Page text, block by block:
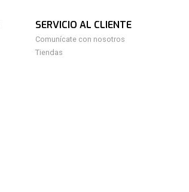
SERVICIO AL CLIENTE
Comunícate con nosotros
Tiendas